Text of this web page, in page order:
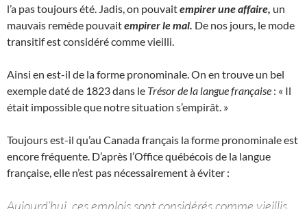
l’a pas toujours été. Jadis, on pouvaitempirer une affaire, un
mauvais remède pouvaitempirer le mal. De nos jours, le mode
transitif est considéré comme vieilli.
Ainsi en est-il de la forme pronominale. On en trouve un bel
exemple daté de 1823 dans le Trésor de la langue française : « Il
était impossible que notre situation s’empirât. »
Toujours est-il qu’au Canada français la forme pronominale est
encore fréquente. D’après l’Office québécois de la langue
française, elle n’est pas nécessairement à éviter :
Aujourd’hui, ces emplois sont considérés comme vieillis